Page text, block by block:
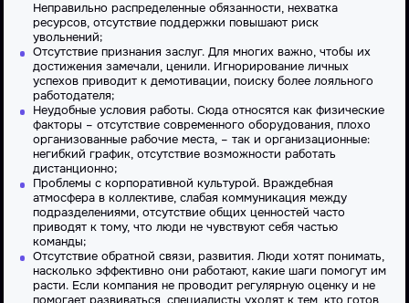
Неправильно распределенные обязанности, нехватка
ресурсов, отсутствие поддержки повышают риск
увольнений;
Отсутствие признания заслуг. Для многих важно, чтобы их
достижения замечали, ценили. Игнорирование личных
успехов приводит к демотивации, поиску более лояльного
работодателя;
Неудобные условия работы. Сюда относятся как физические
факторы – отсутствие современного оборудования, плохо
организованные рабочие места, – так и организационные:
негибкий график, отсутствие возможности работать
дистанционно;
Проблемы с корпоративной культурой. Враждебная
атмосфера в коллективе, слабая коммуникация между
подразделениями, отсутствие общих ценностей часто
приводят к тому, что люди не чувствуют себя частью
команды;
Отсутствие обратной связи, развития. Люди хотят понимать,
насколько эффективно они работают, какие шаги помогут им
расти. Если компания не проводит регулярную оценку и не